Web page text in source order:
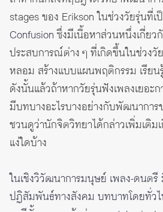
stagesของ Erikson ในช่วงวัยรุ่นที่เ
Confusionซึ่งมีเนื้อหาส่วนหนึ่งเกี่ย
ประสบการณ์ต่าง ๆ ที่เกิดขึ้นในช่วงวั
หลอม สร้างแบบแผนพฤติกรรม เรียน
ดังนั้นแล้วถ้าหากวัยรุ่นฟังเพลงเยอะ
มีบทบางอะไรบางอย่างกับพัฒนาการ
ชวนดูว่านักจิตวิทยาได้กล่าวเพิ่มเติม
แง่ใดบ้าง
ในเชิงวิวัฒนาการมนุษย์ เพลง-ดนตรี
ปฏิสัมพันธ์ทางสังคม บทบาทโดยทั่ว